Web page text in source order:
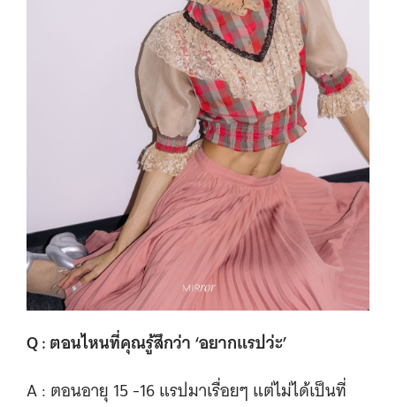
Q : ตอนไหนที่คุณรู้สึกว่า ‘อยากแรปว่ะ’
A : ตอนอายุ 15 -16 แรปมาเรื่อยๆ แต่ไม่ได้เป็นที่